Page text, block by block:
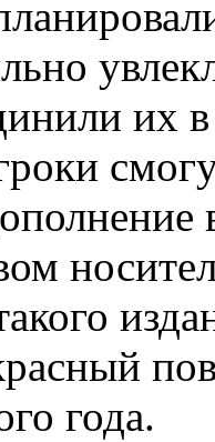
их
года.